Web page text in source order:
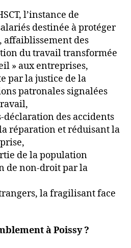
l’instance de
destinée à protéger
affaiblissement des
du travail transformée
» aux entreprises,
par la justice de la
patronales signalées
déclaration des accidents
réparation et réduisant la
de la population
de non-droit par la
la fragilisant face
à Poissy ?